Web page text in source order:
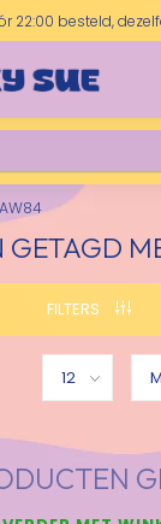
22:00 besteld,
AW84
GETAGD
FILTERS